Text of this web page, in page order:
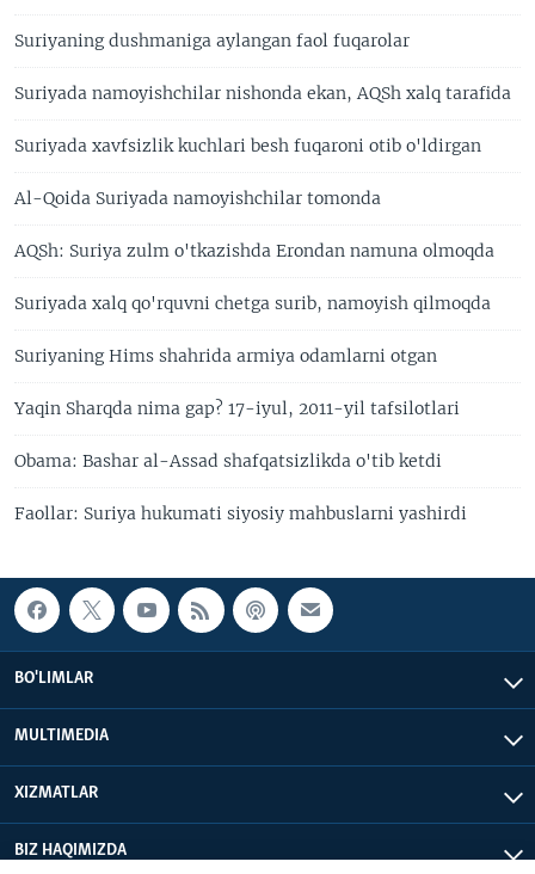
Suriyaning dushmaniga aylangan faol fuqarolar
Suriyada namoyishchilar nishonda ekan, AQSh xalq tarafida
Suriyada xavfsizlik kuchlari besh fuqaroni otib o'ldirgan
Al-Qoida Suriyada namoyishchilar tomonda
AQSh: Suriya zulm o'tkazishda Erondan namuna olmoqda
Suriyada xalq qo'rquvni chetga surib, namoyish qilmoqda
Suriyaning Hims shahrida armiya odamlarni otgan
Yaqin Sharqda nima gap? 17-iyul, 2011-yil tafsilotlari
Obama: Bashar al-Assad shafqatsizlikda o'tib ketdi
Faollar: Suriya hukumati siyosiy mahbuslarni yashirdi
BO'LIMLAR
MULTIMEDIA
XIZMATLAR
BIZ HAQIMIZDA